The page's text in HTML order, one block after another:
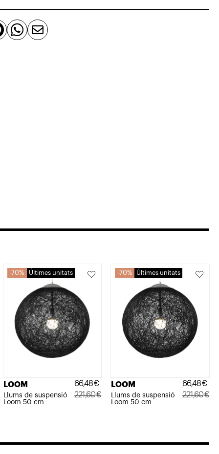
 
70% Últimes unitats
LOOM
Llums de suspensió
Loom 50 cm
221,60€
era:
66,48€
és:
70% Últimes unitats
LOOM
Llums de suspensió
Loom 50 cm
221,60€
era:
66,48€
és: